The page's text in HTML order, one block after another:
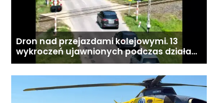
Dron nad przejazdami kolejowymi. 13
wykroczeń ujawnionych podczas działań
„Bezpieczny przejazd kolejowy”